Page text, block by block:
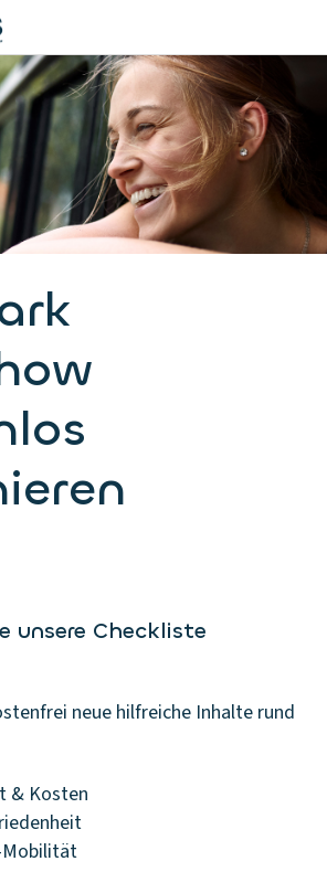
unsere Checkliste
neue hilfreiche Inhalte rund
& Kosten